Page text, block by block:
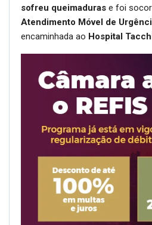
sofreu queimaduras e foi
Atendimento Móvel de
encaminhada ao Hospital